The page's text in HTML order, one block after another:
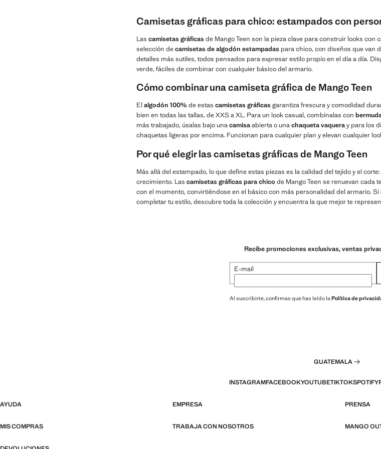
Camisetas gráficas para chico: estampados con
Las camisetas gráficasde Mango Teen son la pieza clave para construir looks
selección decamisetas de algodón estampadas para chico, con diseños que van
detalles más sutiles, todos pensados para expresar estilo propio en el día a día.
verde, fáciles de combinar con cualquier básico del armario.
Cómo combinar una camiseta gráfica de Mango Teen
El algodón 100% de estas camisetas gráficasgarantiza frescura y comodidad
bien en todas las tallas, de XXS a XL. Para un look casual, combínalas con
más trabajado, úsalas bajo unacamisaabierta o unachaqueta vaqueray para los
chaquetas ligeras por encima. Funcionan para cualquier plan y elevan cualquier
Por qué elegir las camisetas gráficas de Mango Teen
Más allá del estampado, lo que define estas piezas es la calidad del tejido y el
crecimiento. Las camisetas gráficas para chico de Mango Teen se renuevan cada
con el momento, convirtiéndose en el básico con más personalidad del armario.
completar tu estilo, descubre toda la colección y encuentra la que mejor te
Recibe promociones exclusivas, ventas
E-mail
Al suscribirte, confirmas que has leído laPolítica de
GUATEMALA
INSTAGRAMFACEBOOKYOUTUBETIKTOKSPOTIFY
AYUDA EMPRESA PRENSA
MIS COMPRAS TRABAJA CON NOSOTROS MANGO